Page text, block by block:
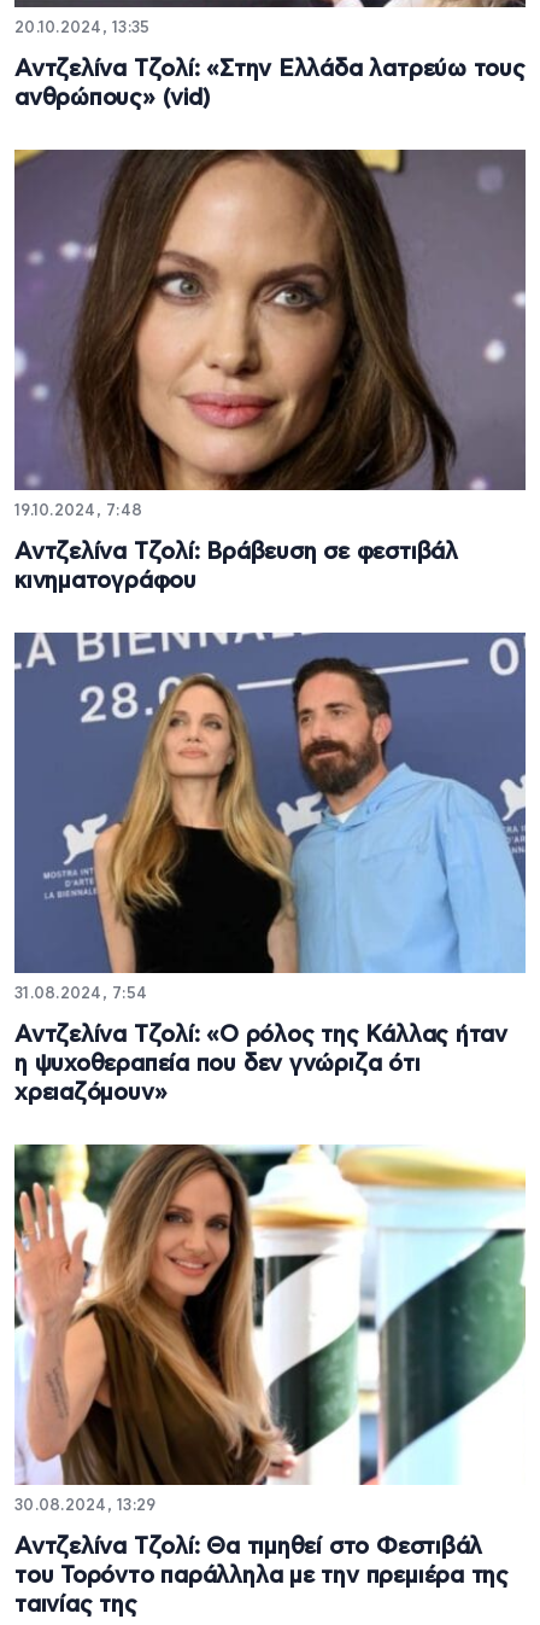
20.10.2024, 13:35
Αντζελίνα Τζολί: «Στην Ελλάδα λατρεύω τους
ανθρώπους» (vid)
19.10.2024, 7:48
Αντζελίνα Τζολί: Βράβευση σε φεστιβάλ
κινηματογράφου
31.08.2024, 7:54
Αντζελίνα Τζολί: «Ο ρόλος της Κάλλας ήταν
η ψυχοθεραπεία που δεν γνώριζα ότι
χρειαζόμουν»
30.08.2024, 13:29
Αντζελίνα Τζολί: Θα τιμηθεί στο Φεστιβάλ
του Τορόντο παράλληλα με την πρεμιέρα της
ταινίας της